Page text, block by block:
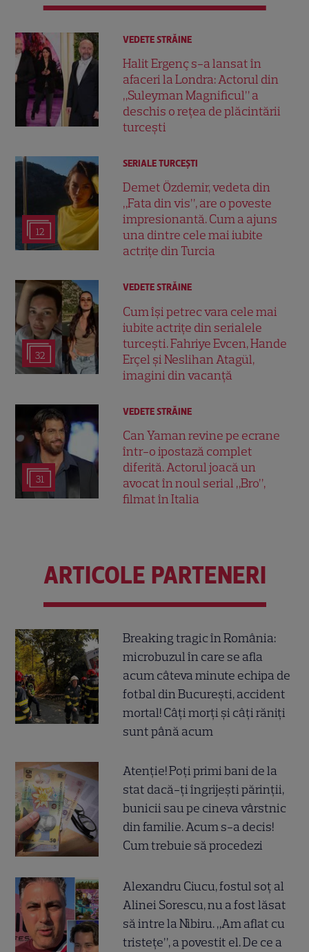
VEDETE STRĂINE
Halit Ergenç s-a lansat în
afaceri la Londra: Actorul din
„Suleyman Magnificul” a
deschis o rețea de plăcintării
turcești
12
SERIALE TURCEŞTI
Demet Özdemir, vedeta din
„Fata din vis”, are o poveste
impresionantă. Cum a ajuns
una dintre cele mai iubite
actrițe din Turcia
32
VEDETE STRĂINE
Cum își petrec vara cele mai
iubite actrițe din serialele
turcești. Fahriye Evcen, Hande
Erçel și Neslihan Atagül,
imagini din vacanță
31
VEDETE STRĂINE
Can Yaman revine pe ecrane
într-o ipostază complet
diferită. Actorul joacă un
avocat în noul serial „Bro”,
filmat în Italia
ARTICOLE PARTENERI
Breaking tragic în România:
microbuzul în care se afla
acum câteva minute echipa de
fotbal din București, accident
mortal! Câți morți și câți răniți
sunt până acum
Atenție! Poți primi bani de la
stat dacă-ți îngrijești părinții,
bunicii sau pe cineva vârstnic
din familie. Acum s-a decis!
Cum trebuie să procedezi
Alexandru Ciucu, fostul soț al
Alinei Sorescu, nu a fost lăsat
să intre la Nibiru. „Am aflat cu
tristețe”, a povestit el. De ce a